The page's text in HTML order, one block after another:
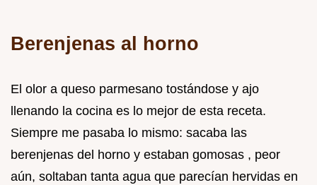
Berenjenas al horno
El olor a queso parmesano tostándose y ajo
llenando la cocina es lo mejor de esta receta.
Siempre me pasaba lo mismo: sacaba las
berenjenas del horno y estaban gomosas , peor
aún, soltaban tanta agua que parecían hervidas en